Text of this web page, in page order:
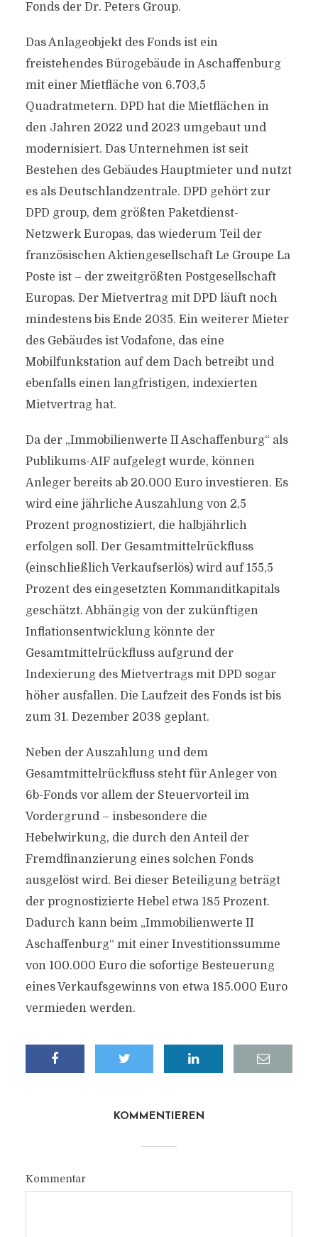
Fonds der Dr. Peters Group.
Das Anlageobjekt des Fonds ist ein
freistehendes Bürogebäude in Aschaffenburg
mit einer Mietfläche von 6.703,5
Quadratmetern. DPD hat die Mietflächen in
den Jahren 2022 und 2023 umgebaut und
modernisiert. Das Unternehmen ist seit
Bestehen des Gebäudes Hauptmieter und nutzt
es als Deutschlandzentrale. DPD gehört zur
DPD group, dem größten Paketdienst-
Netzwerk Europas, das wiederum Teil der
französischen Aktiengesellschaft Le Groupe La
Poste ist – der zweitgrößten Postgesellschaft
Europas. Der Mietvertrag mit DPD läuft noch
mindestens bis Ende 2035. Ein weiterer Mieter
des Gebäudes ist Vodafone, das eine
Mobilfunkstation auf dem Dach betreibt und
ebenfalls einen langfristigen, indexierten
Mietvertrag hat.
Da der „Immobilienwerte II Aschaffenburg“ als
Publikums-AIF aufgelegt wurde, können
Anleger bereits ab 20.000 Euro investieren. Es
wird eine jährliche Auszahlung von 2,5
Prozent prognostiziert, die halbjährlich
erfolgen soll. Der Gesamtmittelrückfluss
(einschließlich Verkaufserlös) wird auf 155,5
Prozent des eingesetzten Kommanditkapitals
geschätzt. Abhängig von der zukünftigen
Inflationsentwicklung könnte der
Gesamtmittelrückfluss aufgrund der
Indexierung des Mietvertrags mit DPD sogar
höher ausfallen. Die Laufzeit des Fonds ist bis
zum 31. Dezember 2038 geplant.
Neben der Auszahlung und dem
Gesamtmittelrückfluss steht für Anleger von
6b-Fonds vor allem der Steuervorteil im
Vordergrund – insbesondere die
Hebelwirkung, die durch den Anteil der
Fremdfinanzierung eines solchen Fonds
ausgelöst wird. Bei dieser Beteiligung beträgt
der prognostizierte Hebel etwa 185 Prozent.
Dadurch kann beim „Immobilienwerte II
Aschaffenburg“ mit einer Investitionssumme
von 100.000 Euro die sofortige Besteuerung
eines Verkaufsgewinns von etwa 185.000 Euro
vermieden werden.
KOMMENTIEREN
Kommentar